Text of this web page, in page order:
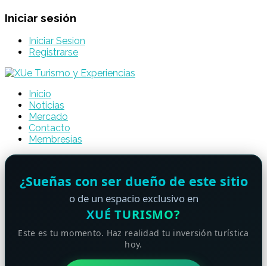
Iniciar sesión
Iniciar Sesion
Registrarse
Inicio
Noticias
Mercado
Contacto
Membresías
¿Sueñas con ser dueño de este sitio
o de un espacio exclusivo en
XUÉ TURISMO?
Este es tu momento. Haz realidad tu inversión turística
hoy.